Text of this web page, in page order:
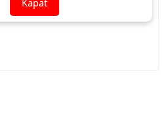
rpm
Kapat